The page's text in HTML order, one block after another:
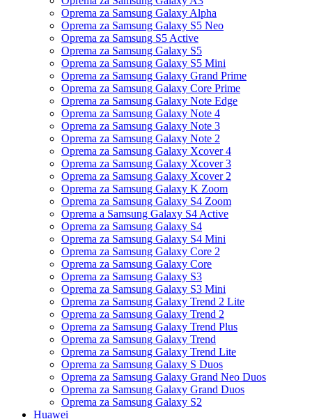
Oprema za Samsung Galaxy Alpha
Oprema za Samsung Galaxy S5 Neo
Oprema za Samsung S5 Active
Oprema za Samsung Galaxy S5
Oprema za Samsung Galaxy S5 Mini
Oprema za Samsung Galaxy Grand Prime
Oprema za Samsung Galaxy Core Prime
Oprema za Samsung Galaxy Note Edge
Oprema za Samsung Galaxy Note 4
Oprema za Samsung Galaxy Note 3
Oprema za Samsung Galaxy Note 2
Oprema za Samsung Galaxy Xcover 4
Oprema za Samsung Galaxy Xcover 3
Oprema za Samsung Galaxy Xcover 2
Oprema za Samsung Galaxy K Zoom
Oprema za Samsung Galaxy S4 Zoom
Oprema a Samsung Galaxy S4 Active
Oprema za Samsung Galaxy S4
Oprema za Samsung Galaxy S4 Mini
Oprema za Samsung Galaxy Core 2
Oprema za Samsung Galaxy Core
Oprema za Samsung Galaxy S3
Oprema za Samsung Galaxy S3 Mini
Oprema za Samsung Galaxy Trend 2 Lite
Oprema za Samsung Galaxy Trend 2
Oprema za Samsung Galaxy Trend Plus
Oprema za Samsung Galaxy Trend
Oprema za Samsung Galaxy Trend Lite
Oprema za Samsung Galaxy S Duos
Oprema za Samsung Galaxy Grand Neo Duos
Oprema za Samsung Galaxy Grand Duos
Oprema za Samsung Galaxy S2
Huawei